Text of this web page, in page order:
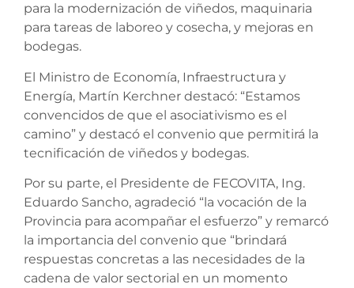
para la modernización de viñedos, maquinaria
para tareas de laboreo y cosecha, y mejoras en
bodegas.
El Ministro de Economía, Infraestructura y
Energía, Martín Kerchner destacó: “Estamos
convencidos de que el asociativismo es el
camino” y destacó el convenio que permitirá la
tecnificación de viñedos y bodegas.
Por su parte, el Presidente de FECOVITA, Ing.
Eduardo Sancho, agradeció “la vocación de la
Provincia para acompañar el esfuerzo” y remarcó
la importancia del convenio que “brindará
respuestas concretas a las necesidades de la
cadena de valor sectorial en un momento